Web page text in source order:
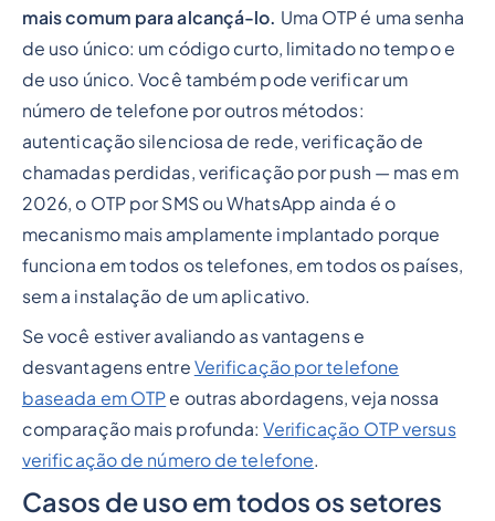
mais comum para alcançá-lo. Uma OTP é uma senha
de uso único: um código curto, limitado no tempo e
de uso único. Você também pode verificar um
número de telefone por outros métodos:
autenticação silenciosa de rede, verificação de
chamadas perdidas, verificação por push — mas em
2026, o OTP por SMS ou WhatsApp ainda é o
mecanismo mais amplamente implantado porque
funciona em todos os telefones, em todos os países,
sem a instalação de um aplicativo.
Se você estiver avaliando as vantagens e
desvantagens entre Verificação por telefone
baseada em OTP e outras abordagens, veja nossa
comparação mais profunda:Verificação OTP versus
verificação de número de telefone.
Casos de uso em todos os setores